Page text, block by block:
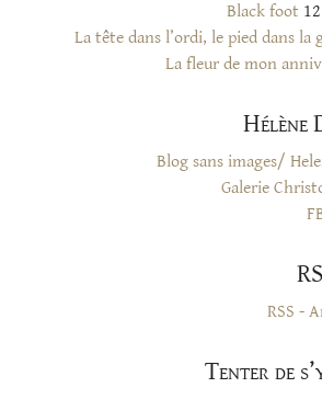
Black foot
La tête dans l’ordi, le pied dans
La fleur de mon
Hélène
Blog sans images/
Galerie
RSS -
Tenter de